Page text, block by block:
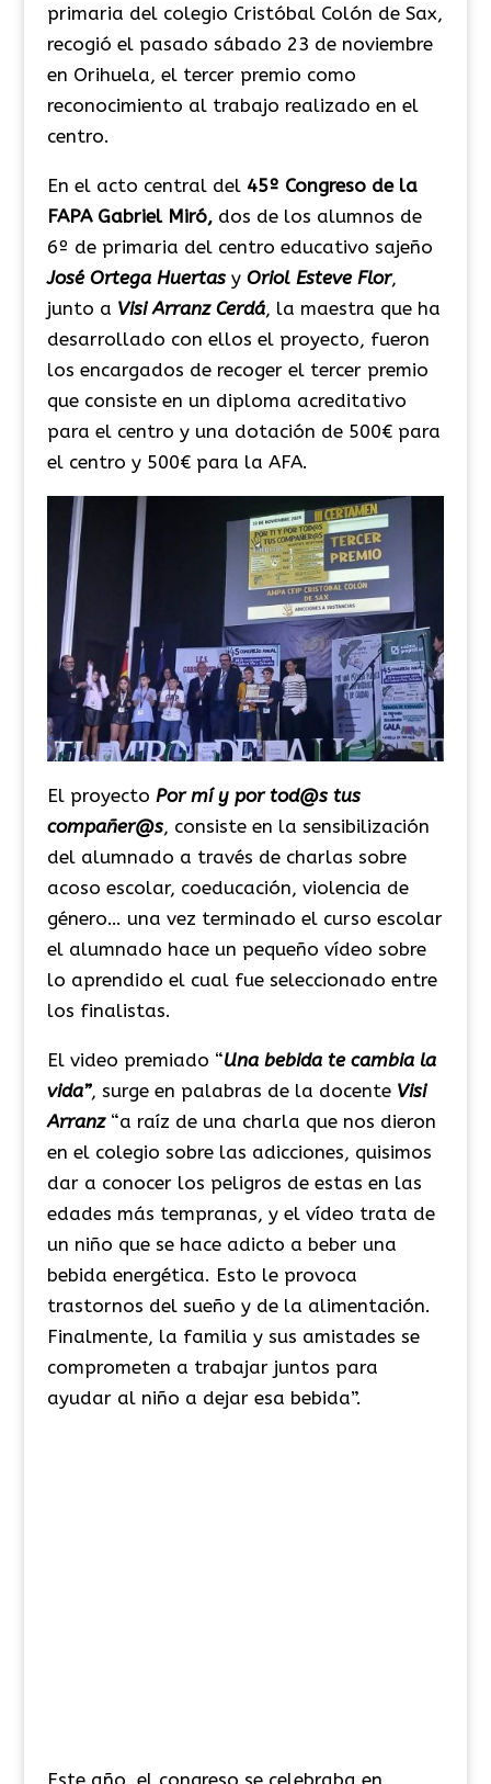
primaria del colegio Cristóbal Colón de Sax,
recogió el pasado sábado 23 de noviembre
en Orihuela, el tercer premio como
reconocimiento al trabajo realizado en el
centro.
En el acto central del 45º Congreso de la
FAPA Gabriel Miró, dos de los alumnos de
6º de primaria del centro educativo sajeño
José Ortega Huertasy Oriol Esteve Flor,
junto a Visi Arranz Cerdá, la maestra que ha
desarrollado con ellos el proyecto, fueron
los encargados de recoger el tercer premio
que consiste en un diploma acreditativo
para el centro y una dotación de 500€ para
el centro y 500€ para la AFA.
El proyecto Por mí y por tod@s tus
compañer@s, consiste en la sensibilización
del alumnado a través de charlas sobre
acoso escolar, coeducación, violencia de
género… una vez terminado el curso escolar
el alumnado hace un pequeño vídeo sobre
lo aprendido el cual fue seleccionado entre
los finalistas.
El video premiado “Una bebida te cambia la
vida”, surge en palabras de la docente Visi
Arranz“a raíz de una charla que nos dieron
en el colegio sobre las adicciones, quisimos
dar a conocer los peligros de estas en las
edades más tempranas, y el vídeo trata de
un niño que se hace adicto a beber una
bebida energética. Esto le provoca
trastornos del sueño y de la alimentación.
Finalmente, la familia y sus amistades se
comprometen a trabajar juntos para
ayudar al niño a dejar esa bebida”.
Este año, el congreso se celebraba en